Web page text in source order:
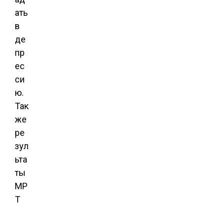
ать
в
де
пр
ес
си
ю.
Так
же
ре
зул
ьта
ты
МР
Т